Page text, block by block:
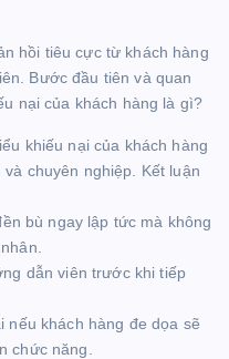
hồi tiêu cực từ khách hàng
Bước đầu tiên và quan
nại của khách hàng là gì?
khiếu nại của khách hàng
chuyên nghiệp. Kết luận
bù ngay lập tức mà không
dẫn viên trước khi tiếp
nếu khách hàng đe dọa sẽ
chức năng.